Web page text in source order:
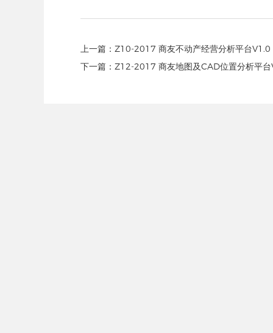
上一篇： Z10-2017 商友不动产经营分析平台V1.0
下一篇： Z12-2017 商友地图及CAD位置分析平